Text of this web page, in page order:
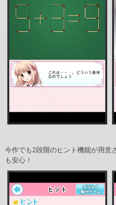
今作でも2段階のヒント機能が用意
も安心！